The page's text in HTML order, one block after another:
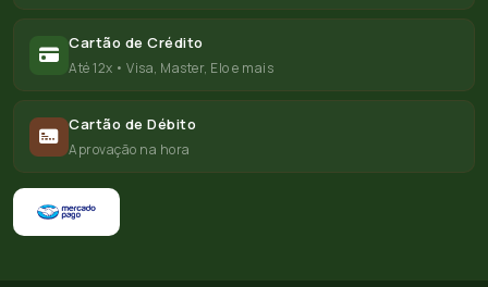
Cartão de Crédito
Até 12x • Visa, Master, Elo e mais
Cartão de Débito
Aprovação na hora